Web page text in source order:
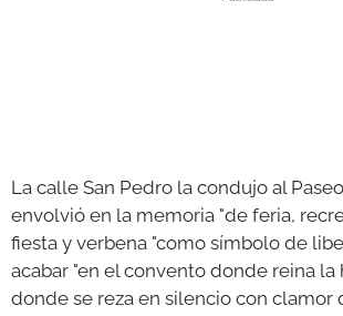
La calle San Pedro la condujo al
envolvió en la memoria "de feria,
fiesta y verbena "como símbolo de
acabar "en el convento donde reina
donde se reza en silencio con clamor